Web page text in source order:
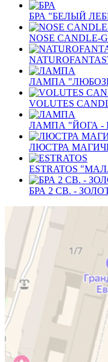
БРА "БЕЛЫЙ
NOSE CANDLE-
ЛАМПА
VOLUTES
ЛАМПА "ЙОГА -
ЛЮСТРА
ESTRATOS
БРА 2 СВ. -